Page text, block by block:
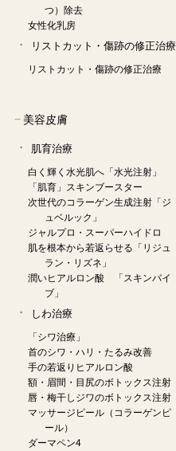
つ）除去
女性化乳房
リストカット・傷跡の修正治療
リストカット・傷跡の修正治療
−美容皮膚
肌育治療
白く輝く水光肌へ「水光注射」
「肌育」スキンブースター
次世代のコラーゲン生成注射「ジ
ュベルック」
ジャルプロ・スーパーハイドロ
肌を根本から若返らせる「リジュ
ラン・リズネ」
潤いヒアルロン酸 「スキンバイ
ブ」
しわ治療
「シワ治療」
首のシワ・ハリ・たるみ改善
手の若返りヒアルロン酸
額・眉間・目尻のボトックス注射
唇・梅干しジワのボトックス注射
マッサージピール（コラーゲンピ
ール）
ダーマペン4